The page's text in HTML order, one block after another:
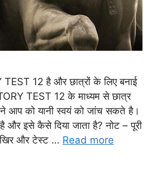
12 है और छात्रों के लिए बनाई
TEST 12 के माध्यम से छात्र
आप को यानी स्वयं को जांच सकते है।
और इसे कैसे दिया जाता है? नोट – पूरी
और टेस्ट … Read more